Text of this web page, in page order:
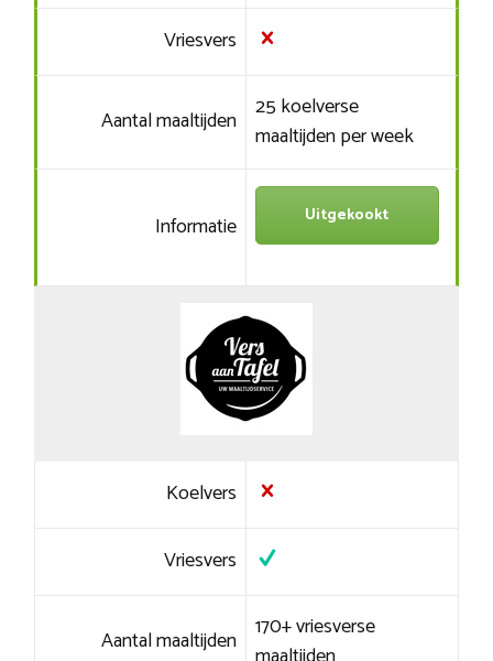
Vriesvers
Aantal maaltijden 25 koelverse
maaltijden per week
Informatie Uitgekookt
Koelvers
Vriesvers
Aantal maaltijden 170+ vriesverse